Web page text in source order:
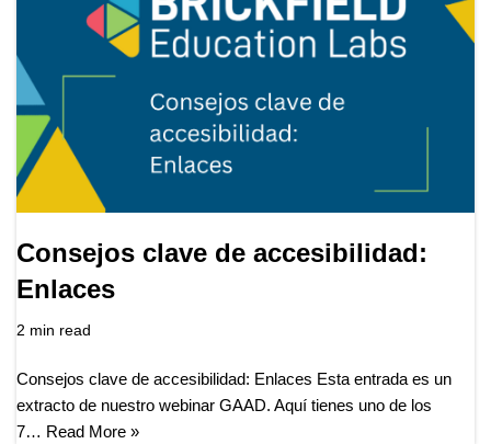
Consejos clave de accesibilidad:
Enlaces
2 min read
Consejos clave de accesibilidad: Enlaces Esta entrada es un
extracto de nuestro webinar GAAD. Aquí tienes uno de los
7… Read More »